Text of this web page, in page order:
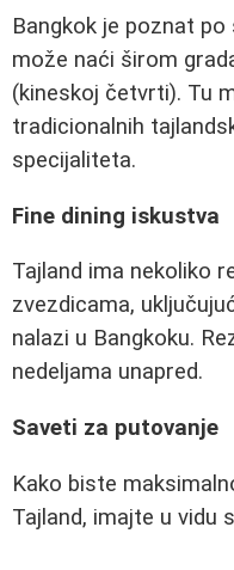
Bangkok je poznat
može naći širom
(kineskoj četvrti). Tu
tradicionalnih
specijaliteta.
Fine dining iskustva
Tajland ima nekoliko
zvezdicama,
nalazi u Bangkoku.
nedeljama unapred.
Saveti za putovanje
Kako biste
Tajland, imajte u vidu